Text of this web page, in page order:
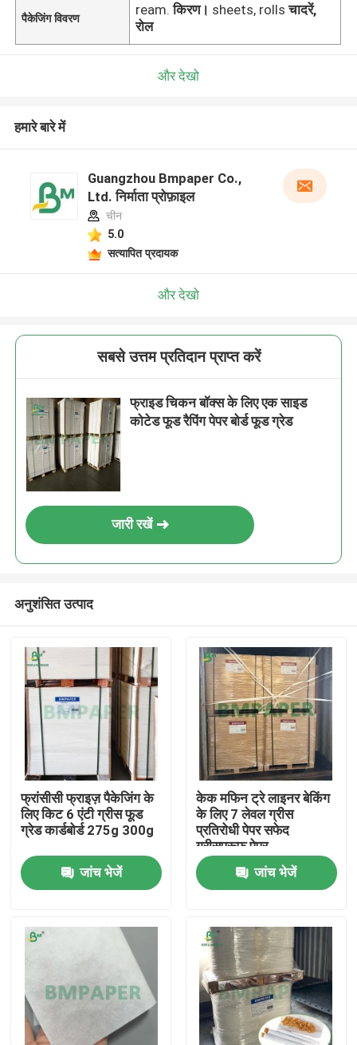
होम
उत्पाद
हमारे बारे में
पैकेजिंग विवरण
ream. किरण। sheets, rolls चादरें,
रोल
और देखो
हमारे बारे में
Guangzhou Bmpaper Co.,
Ltd. निर्माता प्रोफ़ाइल
चीन
5.0
सत्यापित प्रदायक
और देखो
सबसे उत्तम प्रतिदान प्राप्त करें
फ्राइड चिकन बॉक्स के लिए एक साइड
कोटेड फूड रैपिंग पेपर बोर्ड फूड ग्रेड
जारी रखें
अनुशंसित उत्पाद
फ्रांसीसी फ्राइज़ पैकेजिंग के
लिए किट 6 एंटी ग्रीस फूड
ग्रेड कार्डबोर्ड 275g 300g
जांच भेजें
केक मफिन ट्रे लाइनर बेकिंग
के लिए 7 लेवल ग्रीस
प्रतिरोधी पेपर सफेद
ग्रीसप्रूफ पेपर
जांच भेजें